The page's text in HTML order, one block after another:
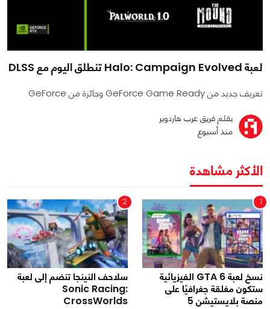
لعبة Halo: Campaign Evolved تنطلق اليوم مع DLSS
تعريف جديد من GeForce Game Ready وجائزة من GeForce
بقلم فريق عرب هاردوير
منذ أسبوع
الأكثر مشاهدة
1
نسخ لعبة GTA 6 الفيزيائية
ستكون مغلقة جغرافيًا على
منصة بلايستيشن 5
2
سلاحف النينجا تنضم إلى لعبة
Sonic Racing:
CrossWorlds